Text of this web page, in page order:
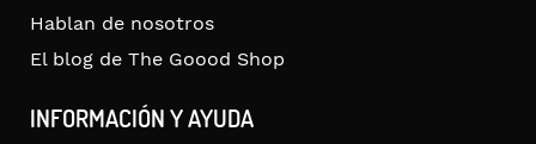
Hablan de nosotros
El blog de The Goood Shop
INFORMACIÓN Y AYUDA